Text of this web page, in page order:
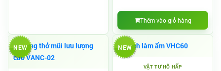
Thêm vào giỏ hàng
NEW NEW
VẬT TƯ HÔ HẤP